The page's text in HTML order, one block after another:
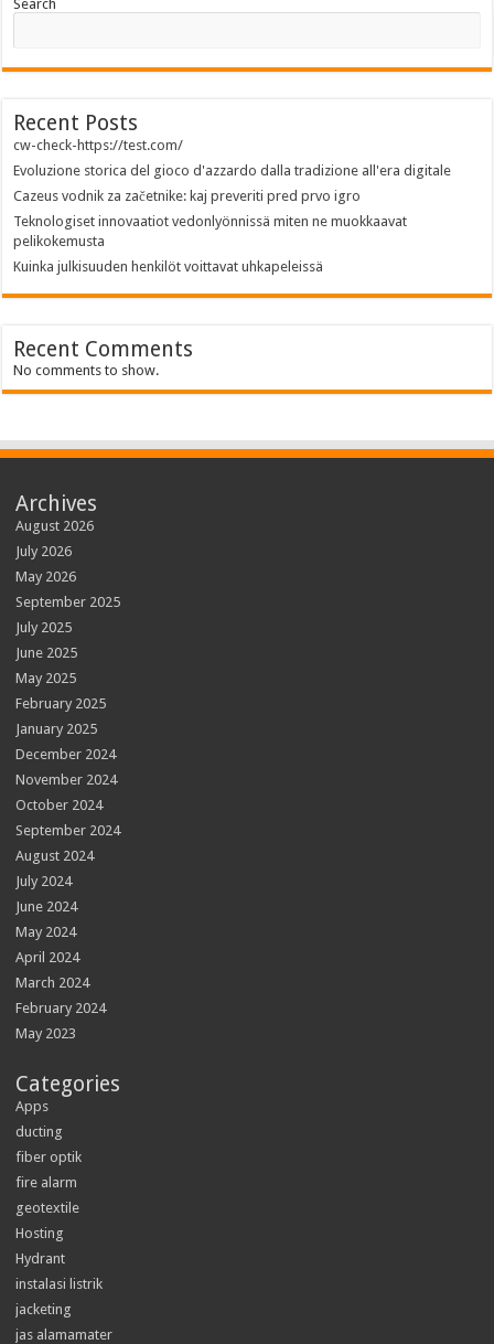
Search
Recent Posts
cw-check-https://test.com/
Evoluzione storica del gioco d'azzardo dalla tradizione all'era digitale
Cazeus vodnik za začetnike: kaj preveriti pred prvo igro
Teknologiset innovaatiot vedonlyönnissä miten ne muokkaavat
pelikokemusta
Kuinka julkisuuden henkilöt voittavat uhkapeleissä
Recent Comments
No comments to show.
Archives
August 2026
July 2026
May 2026
September 2025
July 2025
June 2025
May 2025
February 2025
January 2025
December 2024
November 2024
October 2024
September 2024
August 2024
July 2024
June 2024
May 2024
April 2024
March 2024
February 2024
May 2023
Categories
Apps
ducting
fiber optik
fire alarm
geotextile
Hosting
Hydrant
instalasi listrik
jacketing
jas alamamater